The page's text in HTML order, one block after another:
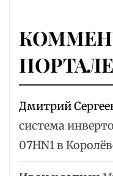
ПОРТАЛЕ
Дмитрий
система
07HN1 в